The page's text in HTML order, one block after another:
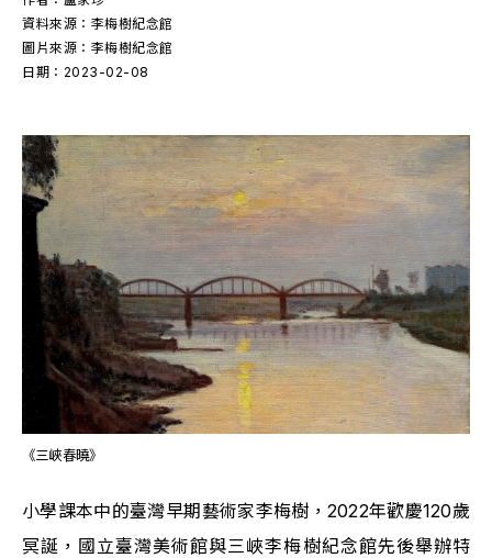
資料來源： 李梅樹紀念館
圖片來源： 李梅樹紀念館
日期： 2023-02-08
《三峽春曉》
小學課本中的臺灣早期藝術家李梅樹，2022年歡慶120歲
冥誕，國立臺灣美術館與三峽李梅樹紀念館先後舉辦特